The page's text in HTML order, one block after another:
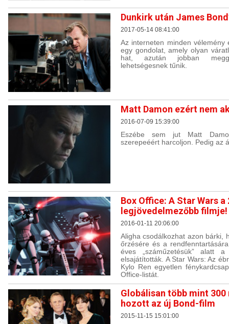
Dunkirk után James
2017-05-14 08:41:00
Az interneten minden vélemény
egy gondolat, amely olyan
hat, azután jobban
lehetségesnek tűnik.
Matt Damon ezért nem
2016-07-09 15:39:00
Eszébe sem jut Matt
szerepeéért harcoljon. Pedig az
Box Office: A Star Wars a
legjövedelmezőbb filmje!
2016-01-11 20:06:00
Aligha csodálkozhat azon bárki,
őrzésére és a
éves „száműzetésük” alatt
elsajátították. A Star Wars: Az
Kylo Ren egyetlen
Office-listát.
Globálisan több mint
hozott az új Bond-film
2015-11-15 15:01:00